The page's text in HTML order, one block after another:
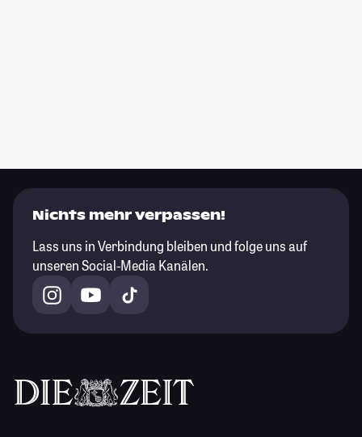
Nichts mehr verpassen!
Lass uns in Verbindung bleiben und folge uns auf
unseren Social-Media Kanälen.